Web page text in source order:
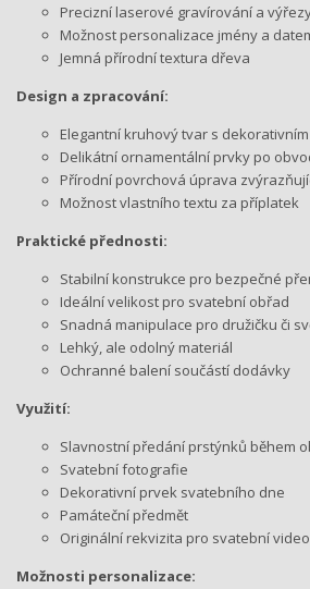
Precizní laserové gravírování a
Možnost personalizace jmény a
Jemná přírodní textura dřeva
Design a zpracování:
Elegantní kruhový tvar s
Delikátní ornamentální prvky po
Přírodní povrchová úprava
Možnost vlastního textu za příplatek
Praktické přednosti:
Stabilní konstrukce pro bezpečné
Ideální velikost pro svatební obřad
Snadná manipulace pro družičku či
Lehký, ale odolný materiál
Ochranné balení součástí dodávky
Využití:
Slavnostní předání prstýnků během
Svatební fotografie
Dekorativní prvek svatebního dne
Památeční předmět
Originální rekvizita pro svatební video
Možnosti personalizace: